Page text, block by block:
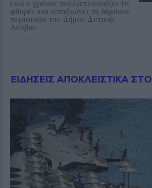
ενώ ο χρόνος πολλαπλασιάζει τις
φθορές και απαξιώνει τη δημόσια
περιουσία του Δήμου Δυτικής
Λέσβου
ΕΙΔΗΣΕΙΣ ΑΠΟΚΛΕΙΣΤΙΚΑ ΣΤΟ